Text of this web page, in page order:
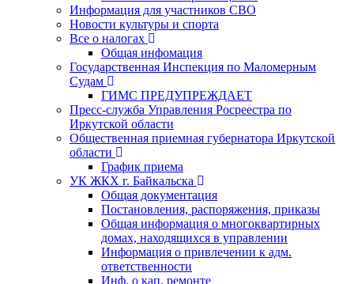
Информация для участников СВО
Новости культуры и спорта
Все о налогах
Общая инфомация
Государственная Инспекция по Маломерным
Судам
ГИМС ПРЕДУПРЕЖДАЕТ
Пресс-служба Управления Росреестра по
Иркутской области
Общественная приемная губернатора Иркутской
области
График приема
УК ЖКХ г. Байкальска
Общая документация
Постановления, распоряжения, приказы
Общая информация о многоквартирных
домах, находящихся в управлении
Информация о привлечении к адм.
ответственности
Инф. о кап. ремонте